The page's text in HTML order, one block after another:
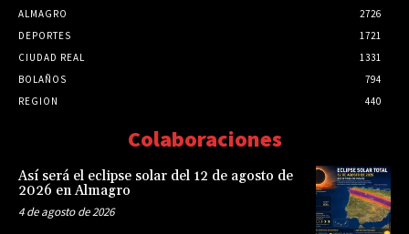
ALMAGRO
2726
DEPORTES
1721
CIUDAD REAL
1331
BOLAÑOS
794
REGION
440
Colaboraciones
Así será el eclipse solar del 12 de agosto de
2026 en Almagro
4 de agosto de 2026